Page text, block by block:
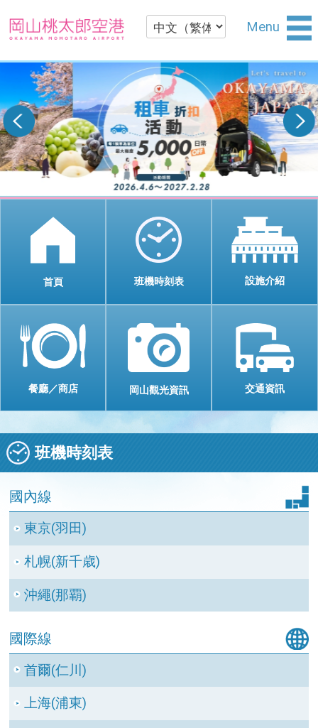
Menu
首頁 班機時刻表 設施介紹
餐廳／商店 岡山觀光資訊 交通資訊
班機時刻表
國內線
東京(羽田)
札幌(新千歳)
沖繩(那覇)
國際線
首爾(仁川)
上海(浦東)